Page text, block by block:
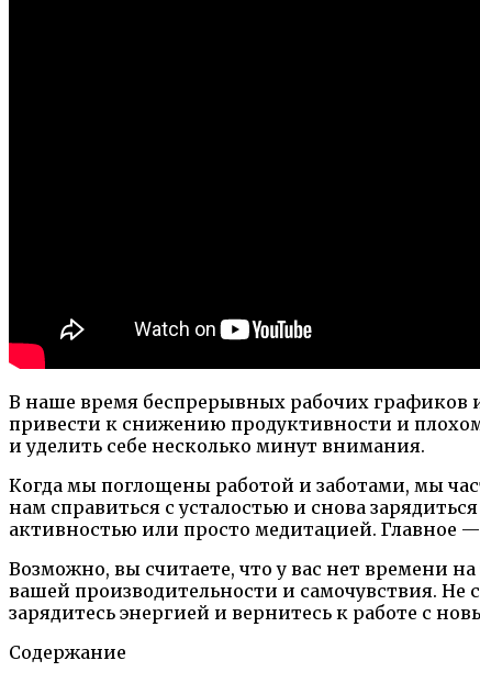
В наше время беспрерывных рабочих графиков
привести к снижению продуктивности и
и уделить себе несколько минут внимания.
Когда мы поглощены работой и заботами, мы
нам справиться с усталостью и снова
активностью или просто медитацией. Главное
Возможно, вы считаете, что у вас нет времени
вашей производительности и самочувствия. Не
зарядитесь энергией и вернитесь к работе с
Содержание